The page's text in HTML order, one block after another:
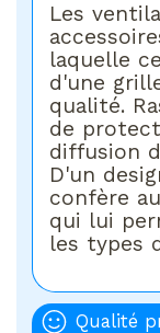
Les
laquelle
d'une
qualité.
de
diffusion
D'un
confère
qui lui
les types
Qualité